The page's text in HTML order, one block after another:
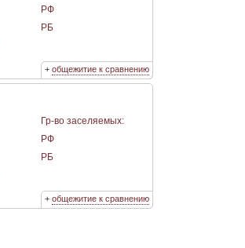
РФ
РБ
+ общежитие к сравнению
Гр-во заселяемых:
РФ
РБ
+ общежитие к сравнению